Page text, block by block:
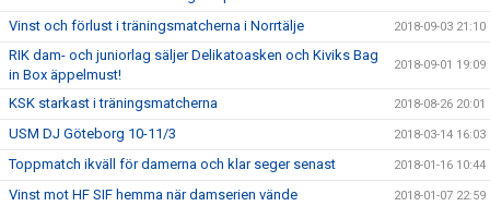
Vinst och förlust i träningsmatcherna i Norrtälje 2018-09-03 21:10
RIK dam- och juniorlag säljer Delikatoasken och Kiviks Bag
in Box äppelmust!
2018-09-01 19:09
KSK starkast i träningsmatcherna 2018-08-26 20:01
USM DJ Göteborg 10-11/3 2018-03-14 16:03
Toppmatch ikväll för damerna och klar seger senast 2018-01-16 10:44
Vinst mot HF SIF hemma när damserien vände 2018-01-07 22:59